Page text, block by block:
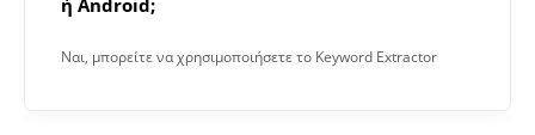
ή Android;
Ναι, μπορείτε να χρησιμοποιήσετε το Keyword Extractor